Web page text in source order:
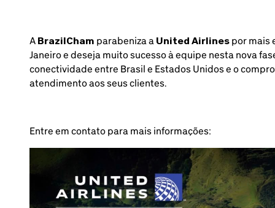
A BrazilCham parabeniza a United Airlines por mais
Janeiro e deseja muito sucesso à equipe nesta nova
conectividade entre Brasil e Estados Unidos e o
atendimento aos seus clientes.
Entre em contato para mais informações: